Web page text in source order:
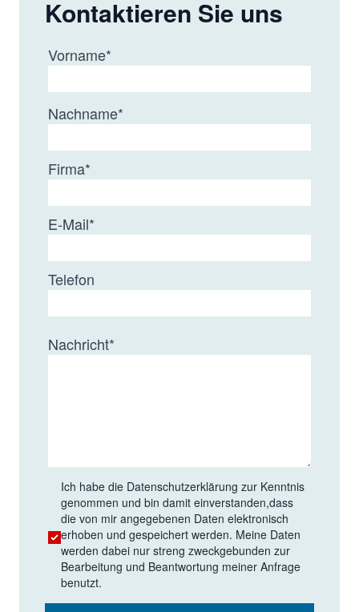
Kontaktieren Sie uns
Vorname*
Nachname*
Firma*
E-Mail*
Telefon
Nachricht*
Ich habe die Datenschutzerklärung zur Kenntnis
genommen und bin damit einverstanden,dass
die von mir angegebenen Daten elektronisch
erhoben und gespeichert werden. Meine Daten
werden dabei nur streng zweckgebunden zur
Bearbeitung und Beantwortung meiner Anfrage
benutzt.